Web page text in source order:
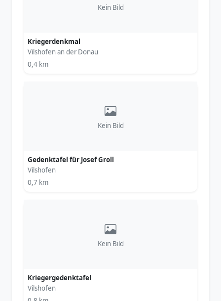
Kein Bild
Kriegerdenkmal
Vilshofen an der Donau
0,4 km
Kein Bild
Gedenktafel für Josef Groll
Vilshofen
0,7 km
Kein Bild
Kriegergedenktafel
Vilshofen